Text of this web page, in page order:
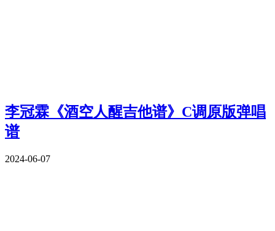
李冠霖《酒空人醒吉他谱》C调原版弹唱
谱
2024-06-07